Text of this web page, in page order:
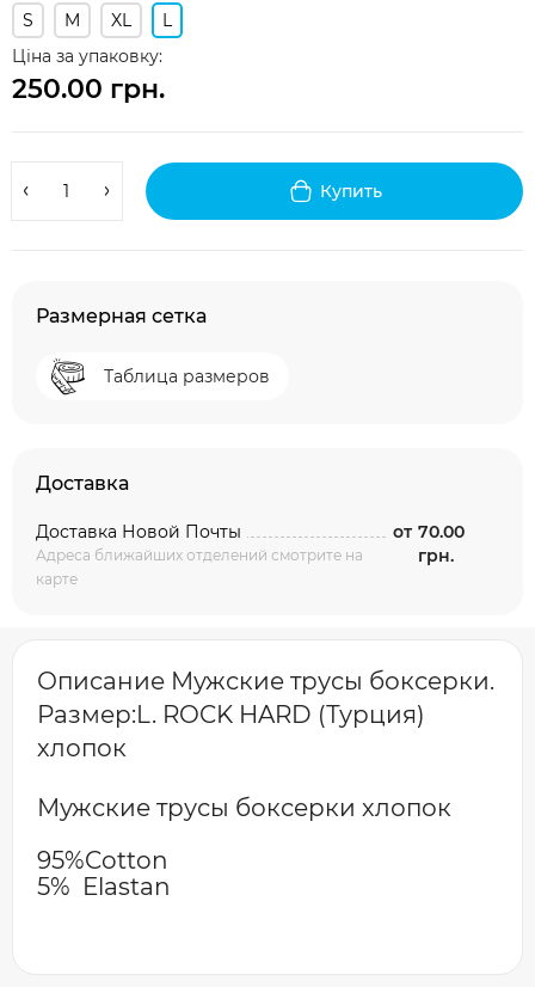
S M XL
L
Ціна за упаковку:
250.00 грн.
Купить
Размерная сетка
Таблица размеров
Доставка
Доставка Новой Почты
Адреса ближайших отделений смотрите на
карте
от 70.00
грн.
Описание Мужские трусы боксерки.
Размер:L. ROCK HARD (Турция)
хлопок
Мужские трусы боксерки хлопок
95%Cotton
5% Elastan